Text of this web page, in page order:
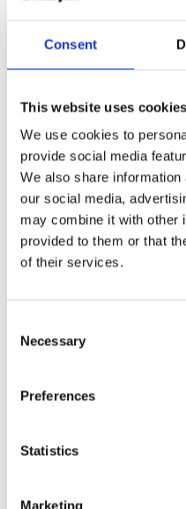
Consent
This website uses cookies
We use cookies to
provide social media
We also share
our social media,
may combine it with other
provided to them or that
of their services.
Selection
Necessary
Preferences
Statistics
Marketing
Colour-Pop
Velg